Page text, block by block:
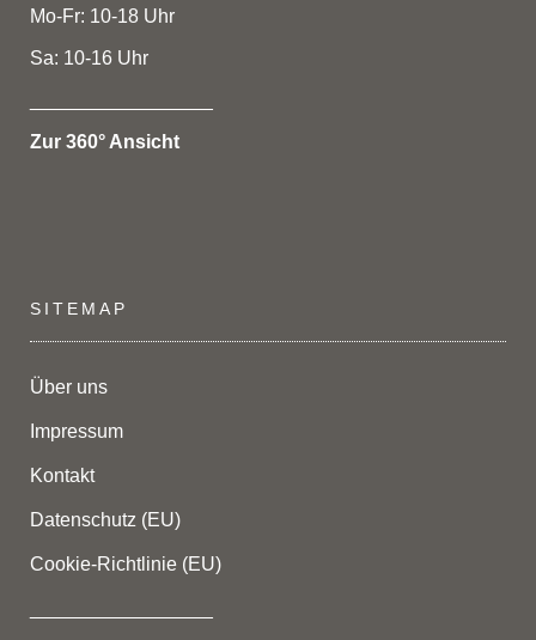
Mo-Fr: 10-18 Uhr
Sa: 10-16 Uhr
Zur 360° Ansicht
SITEMAP
Über uns
Impressum
Kontakt
Datenschutz (EU)
Cookie-Richtlinie (EU)